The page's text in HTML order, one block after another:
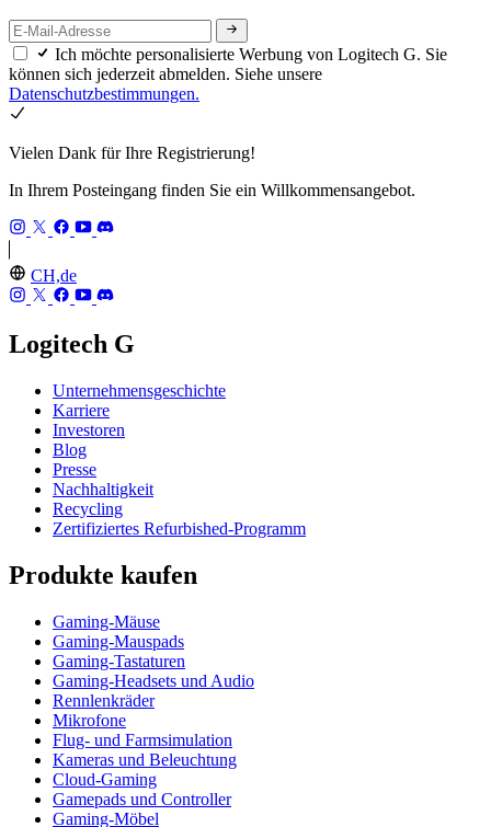
Ich möchte personalisierte Werbung von Logitech G. Sie
können sich jederzeit abmelden. Siehe unsere
Datenschutzbestimmungen.
Vielen Dank für Ihre Registrierung!
In Ihrem Posteingang finden Sie ein Willkommensangebot.
CH,de
Logitech G
Unternehmensgeschichte
Karriere
Investoren
Blog
Presse
Nachhaltigkeit
Recycling
Zertifiziertes Refurbished-Programm
Produkte kaufen
Gaming-Mäuse
Gaming-Mauspads
Gaming-Tastaturen
Gaming-Headsets und Audio
Rennlenkräder
Mikrofone
Flug- und Farmsimulation
Kameras und Beleuchtung
Cloud-Gaming
Gamepads und Controller
Gaming-Möbel